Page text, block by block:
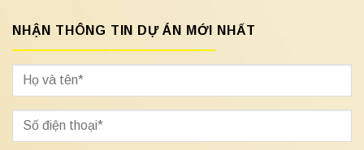
NHẬN THÔNG TIN DỰ ÁN MỚI NHẤT